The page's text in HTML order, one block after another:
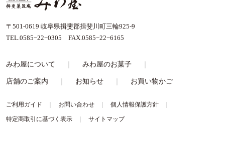
〒501-0619 岐阜県揖斐郡揖斐川町三輪925-9
TEL.0585−22−0305 FAX.0585−22−6165
みわ屋について みわ屋のお菓子
店舗のご案内 お知らせ お買い物かご
ご利用ガイド お問い合わせ 個人情報保護方針
特定商取引に基づく表示 サイトマップ